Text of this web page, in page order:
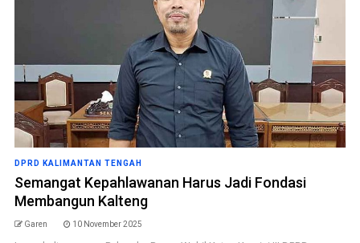
DPRD KALIMANTAN TENGAH
Semangat Kepahlawanan Harus Jadi Fondasi
Membangun Kalteng
Garen 10 November 2025